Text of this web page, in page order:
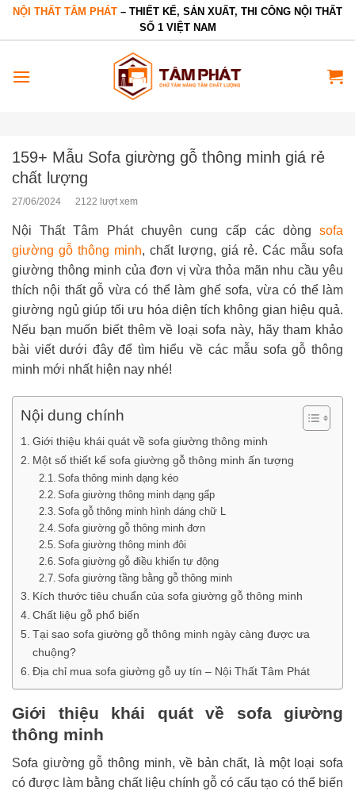
Bỏ
dung
NỘI THẤT TÂM PHÁT – THIẾT KẾ, SẢN XUẤT, THI CÔNG NỘI THẤT
SỐ 1 VIỆT NAM
159+ Mẫu Sofa giường gỗ thông minh giá rẻ
chất lượng
27/06/2024 2122 lượt xem
Nội Thất Tâm Phát chuyên cung cấp các dòng sofa
giường gỗ thông minh, chất lượng, giá rẻ. Các mẫu sofa
giường thông minh của đơn vị vừa thỏa mãn nhu cầu yêu
thích nội thất gỗ vừa có thể làm ghế sofa, vừa có thể làm
giường ngủ giúp tối ưu hóa diện tích không gian hiệu quả.
Nếu bạn muốn biết thêm về loại sofa này, hãy tham khảo
bài viết dưới đây để tìm hiểu về các mẫu sofa gỗ thông
minh mới nhất hiện nay nhé!
Nội dung chính
Giới thiệu khái quát về sofa giường thông minh
Một số thiết kế sofa giường gỗ thông minh ấn tượng
Sofa thông minh dạng kéo
Sofa giường thông minh dạng gấp
Sofa gỗ thông minh hình dáng chữ L
Sofa giường gỗ thông minh đơn
Sofa giường thông minh đôi
Sofa giường gỗ điều khiển tự động
Sofa giường tầng bằng gỗ thông minh
Kích thước tiêu chuẩn của sofa giường gỗ thông minh
Chất liệu gỗ phổ biến
Tại sao sofa giường gỗ thông minh ngày càng được ưa
chuộng?
Địa chỉ mua sofa giường gỗ uy tín – Nội Thất Tâm Phát
Giới thiệu khái quát về sofa giường
thông minh
Sofa giường gỗ thông minh, về bản chất, là một loại sofa
có được làm bằng chất liệu chính gỗ có cấu tạo có thể biến